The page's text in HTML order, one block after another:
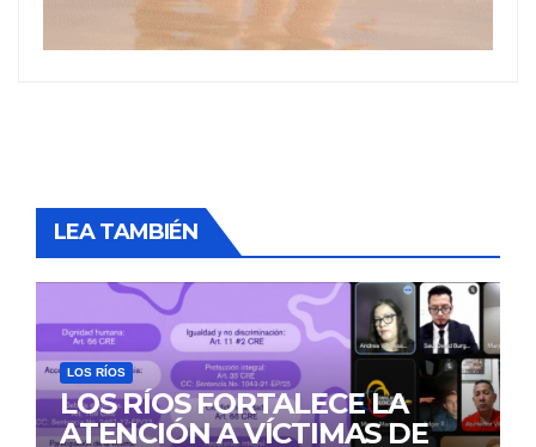
LEA TAMBIÉN
LOS RÍOS
LOS RÍOS FORTALECE LA
ATENCIÓN A VÍCTIMAS DE